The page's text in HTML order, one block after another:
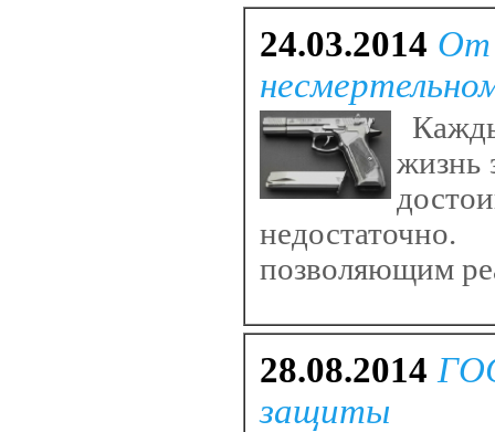
24.03.2014 От
жизнь
позволяющим
28.08.2014
защиты